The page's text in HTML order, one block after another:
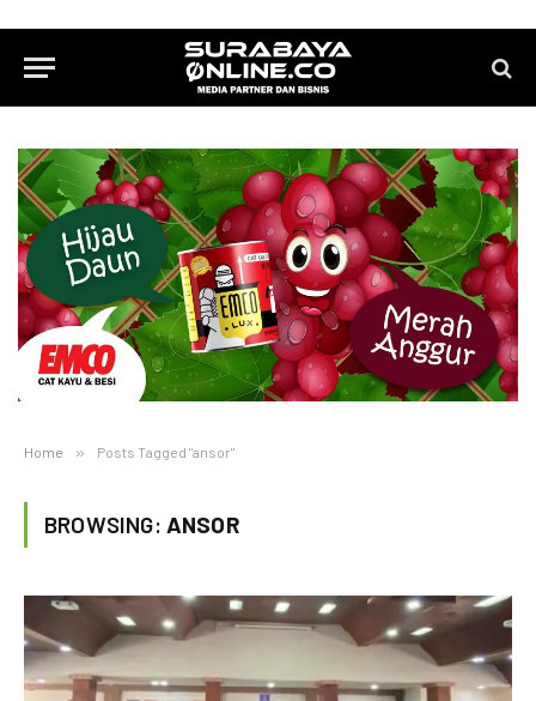
Home » Posts Tagged "ansor"
BROWSING: ANSOR